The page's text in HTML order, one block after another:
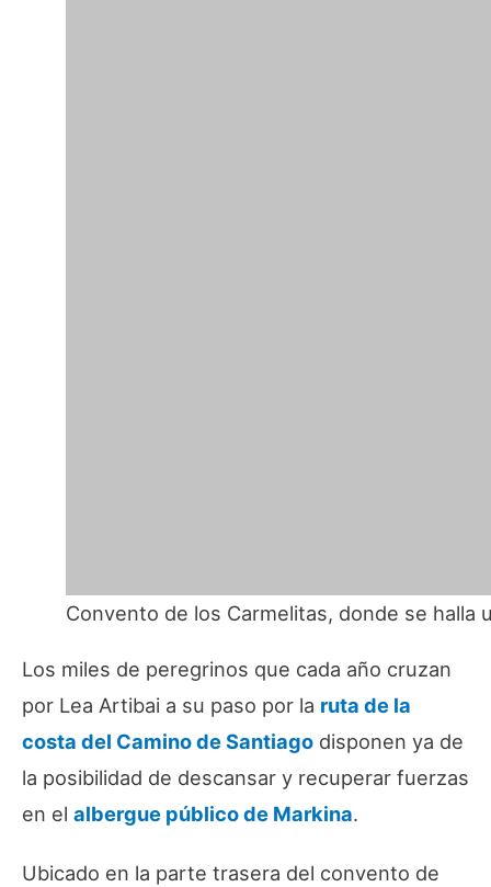
Convento de los Carmelitas, donde se halla
Los miles de peregrinos que cada año cruzan
por Lea Artibai a su paso por la ruta de la
costa del Camino de Santiago disponen ya de
la posibilidad de descansar y recuperar fuerzas
en el albergue público de Markina.
Ubicado en la parte trasera del convento de